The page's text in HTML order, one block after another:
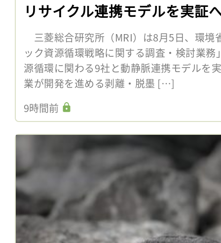
リサイクル連携モデルを実証
三菱総合研究所（MRI）は8月5日、環境
ック資源循環戦略に関する調査・検討業
源循環に関わる9社と動静脈連携モデルを
業が開発を進める剥離・脱墨 […]
9時間前